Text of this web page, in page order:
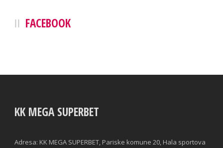
FACEBOOK
KK MEGA SUPERBET
Adresa: KK MEGA SUPERBET, Pariske komune 20, Hala sportova